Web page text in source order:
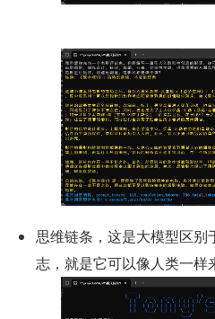
思维链条，这是大模型区
志，就是它可以像人类一样